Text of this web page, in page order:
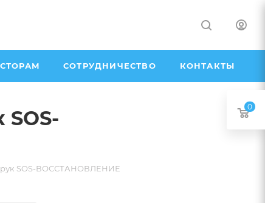
СОТРУДНИЧЕСТВО КОНТАКТЫ
SOS-ВОССТАНОВЛЕНИЕ
0